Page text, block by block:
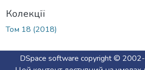
Колекції
Том 18 (2018)
DSpace software copyright ©